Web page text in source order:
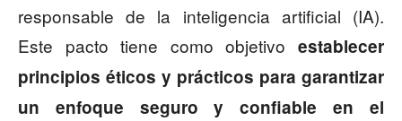
responsable de la inteligencia artificial (IA).
Este pacto tiene como objetivo establecer
principios éticos y prácticos para garantizar
un enfoque seguro y confiable en el